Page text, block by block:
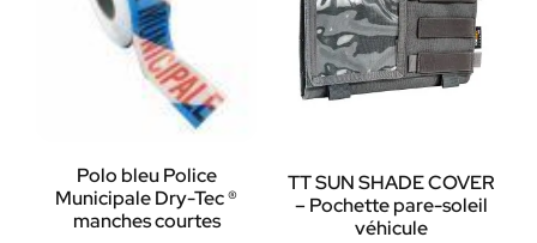
Polo bleu Police
Municipale Dry-Tec ®
manches courtes
TT SUN SHADE COVER
– Pochette pare-soleil
véhicule